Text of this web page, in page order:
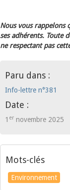
Nous vous rappelons
ses adhérents. Toute
ne respectant pas
Paru dans :
Info-lettre n°381
Date :
1 er novembre 2025
Mots-clés
Environnement